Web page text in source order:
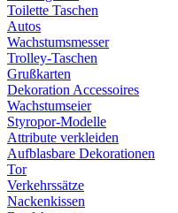
Toilette Taschen
Autos
Wachstumsmesser
Trolley-Taschen
Grußkarten
Dekoration Accessoires
Wachstumseier
Styropor-Modelle
Attribute verkleiden
Aufblasbare Dekorationen
Tor
Verkehrssätze
Nackenkissen